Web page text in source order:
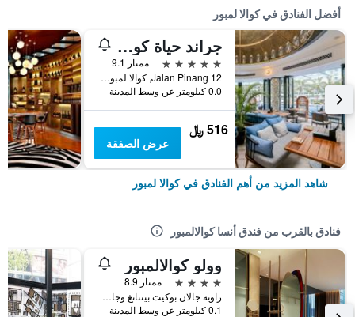
أفضل الفنادق في كوالا لمبور
جراند حياة كوالالمبور
5 نجوم
ممتاز 9.1
12 Jalan Pinang, كوالا لمبور, ماليزيا
0.0 كيلومتر عن وسط المدينة
516 ﷼
عرض الصفقة
شاهد المزيد من أهم الفنادق في كوالا لمبور
فنادق بالقرب من فندق أنسا كوالالمبور
وولو كوالالمبور
4 نجوم
ممتاز 8.9
زاوية جالان بوكيت بينتانغ وجالان سلطان اسماعيل, كوالا لمبور, ماليزيا
0.1 كيلومتر عن وسط المدينة